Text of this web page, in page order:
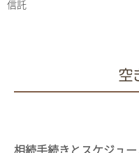
信託
空
相続手続きとスケジュ